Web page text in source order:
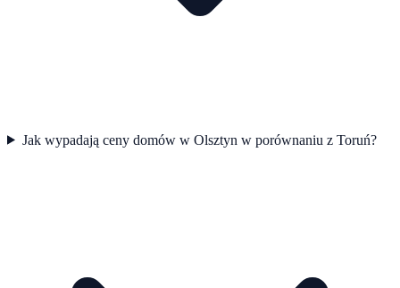
Jak wypadają ceny domów w Olsztyn w porównaniu z Toruń?